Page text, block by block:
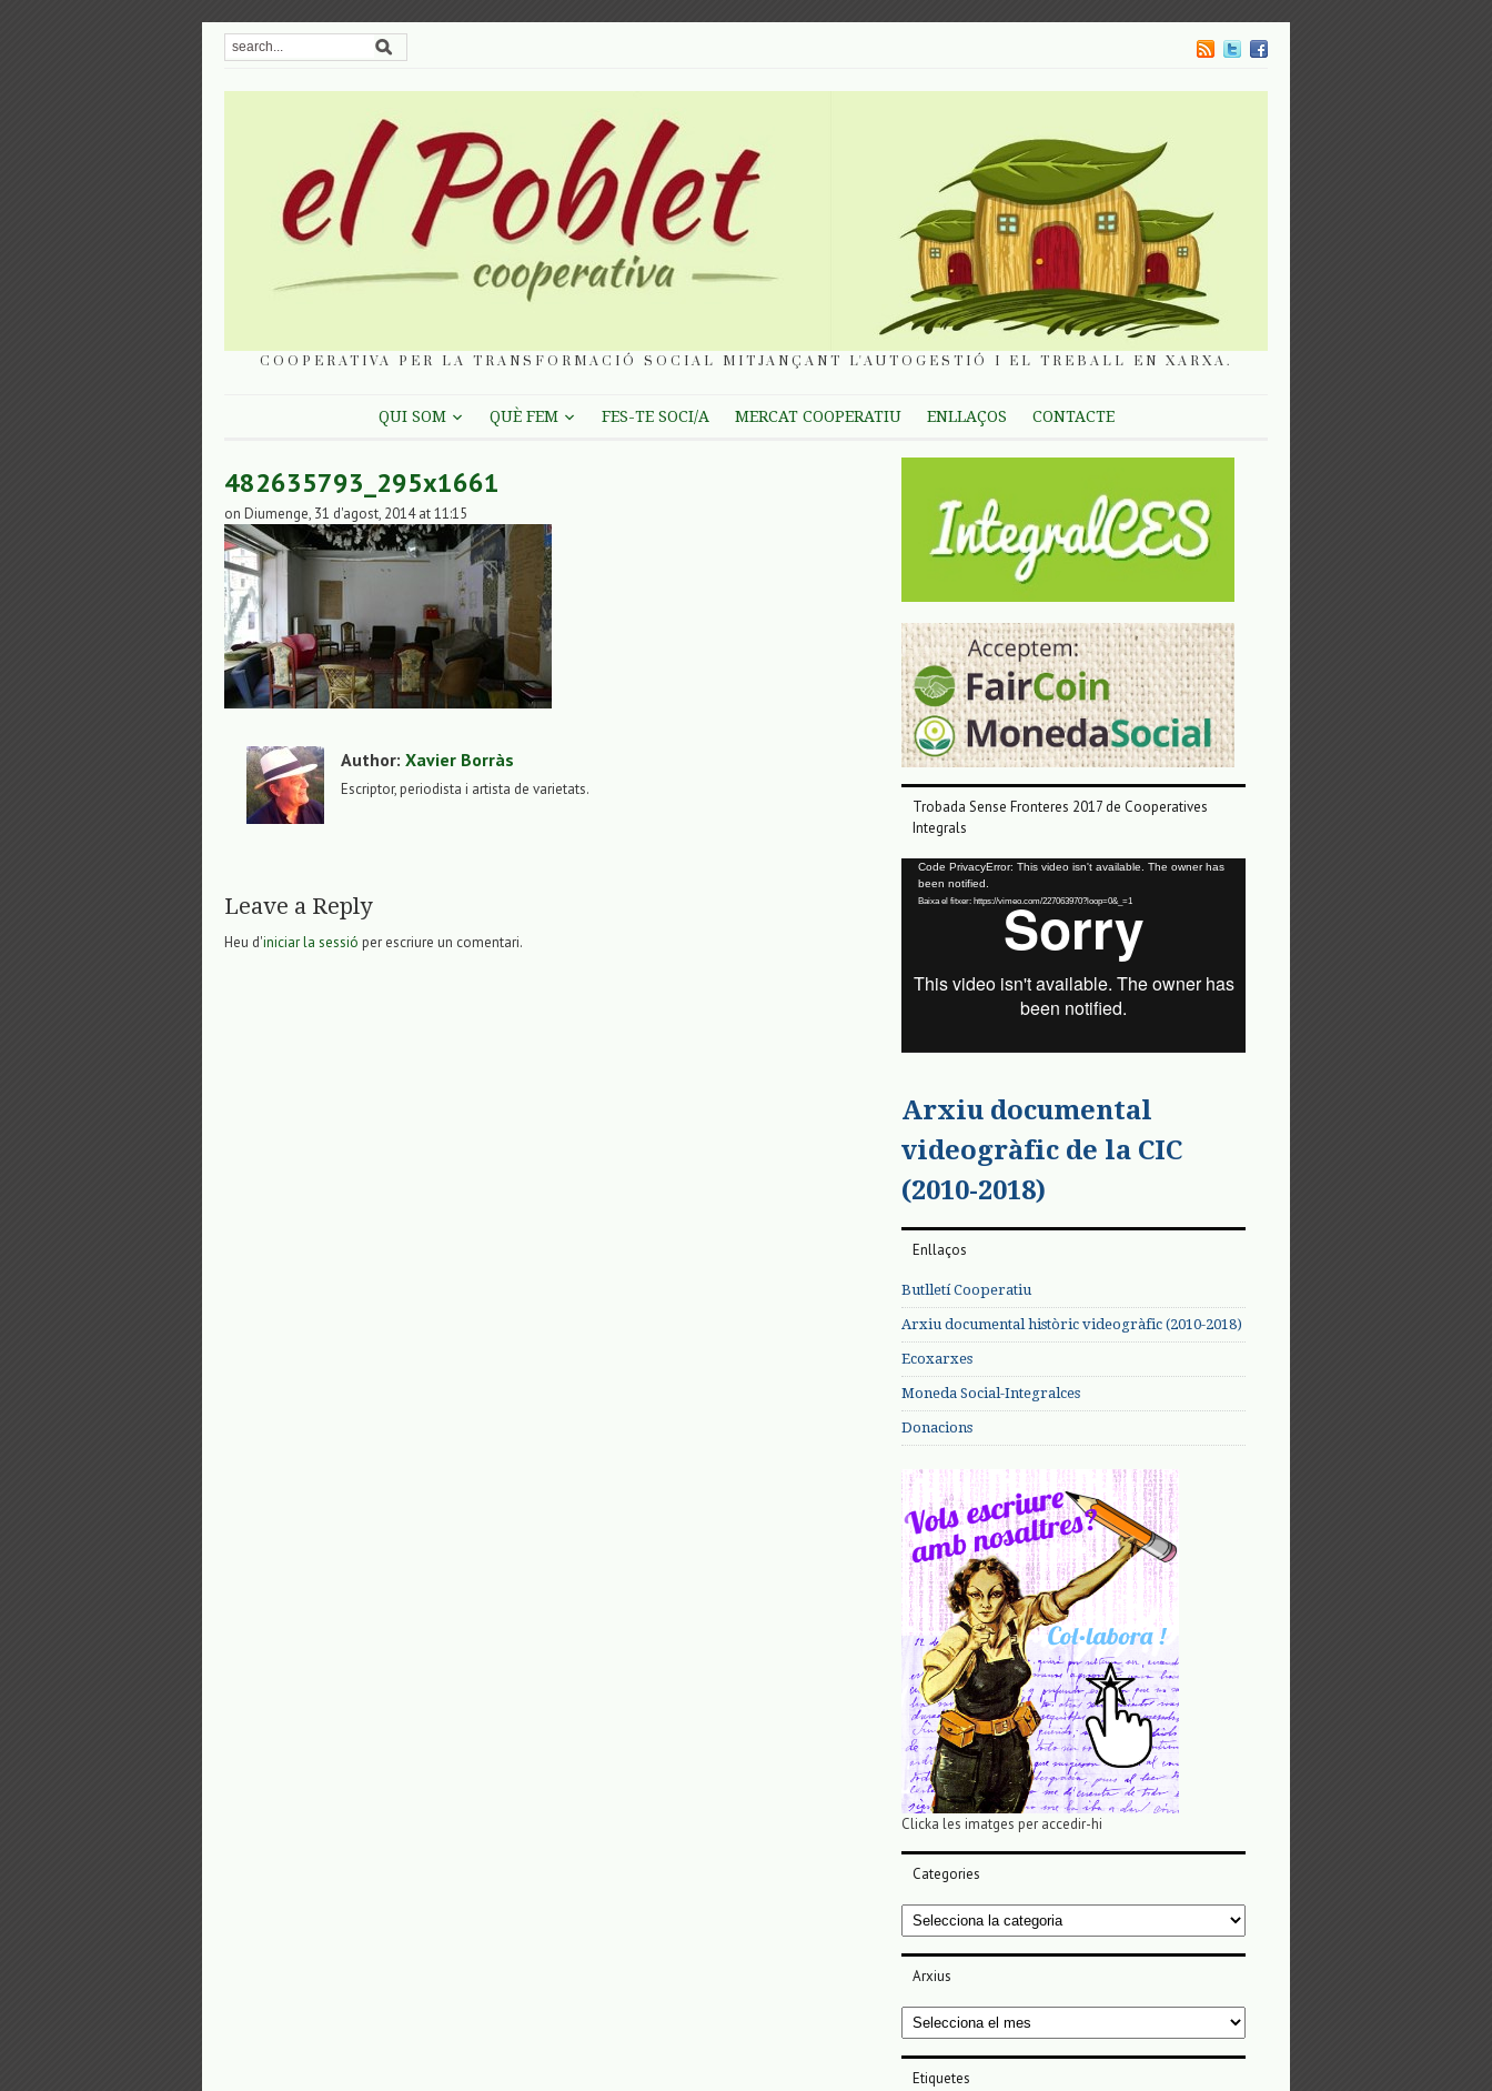
COOPERATIVA PER LA TRANSFORMACIÓ SOCIAL MITJANÇANT L'AUTOGESTIÓ I EL TREBALL EN XARXA.
QUI SOM QUÈ FEM FES-TE SOCI/A MERCAT COOPERATIU ENLLAÇOS CONTACTE
482635793_295x1661
on Diumenge, 31 d'agost, 2014 at 11:15
Author: Xavier Borràs
Escriptor, periodista i artista de varietats.
Leave a Reply
Heu d'iniciar la sessió per escriure un comentari.
Trobada Sense Fronteres 2017 de Cooperatives
Integrals
Reproductor
vídeo
Code PrivacyError: This video isn't available. The owner has
been notified.
Baixa el fitxer: https://vimeo.com/227063970?loop=0&_=1
Arxiu documental
videogràfic de la CIC
(2010-2018)
Enllaços
Butlletí Cooperatiu
Arxiu documental històric videogràfic (2010-2018)
Ecoxarxes
Moneda Social-Integralces
Donacions
Clicka les imatges per accedir-hi
Categories
Categories
Arxius
Arxius
Etiquetes